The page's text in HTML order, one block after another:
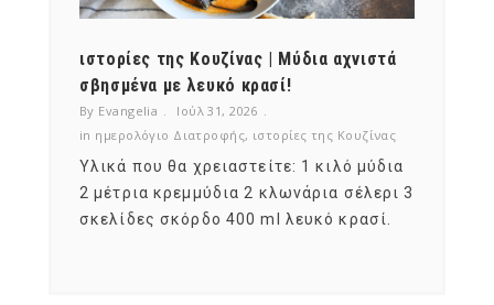
ιστορίες της Κουζίνας | Μύδια αχνιστά
σβησμένα με λευκό κρασί!
By Evangelia
Ιούλ 31, 2026
in ημερολόγιο Διατροφής, ιστορίες της Κουζίνας
Υλικά που θα χρειαστείτε: 1 κιλό μύδια
2 μέτρια κρεμμύδια 2 κλωνάρια σέλερι 3
σκελίδες σκόρδο 400 ml λευκό κρασί.